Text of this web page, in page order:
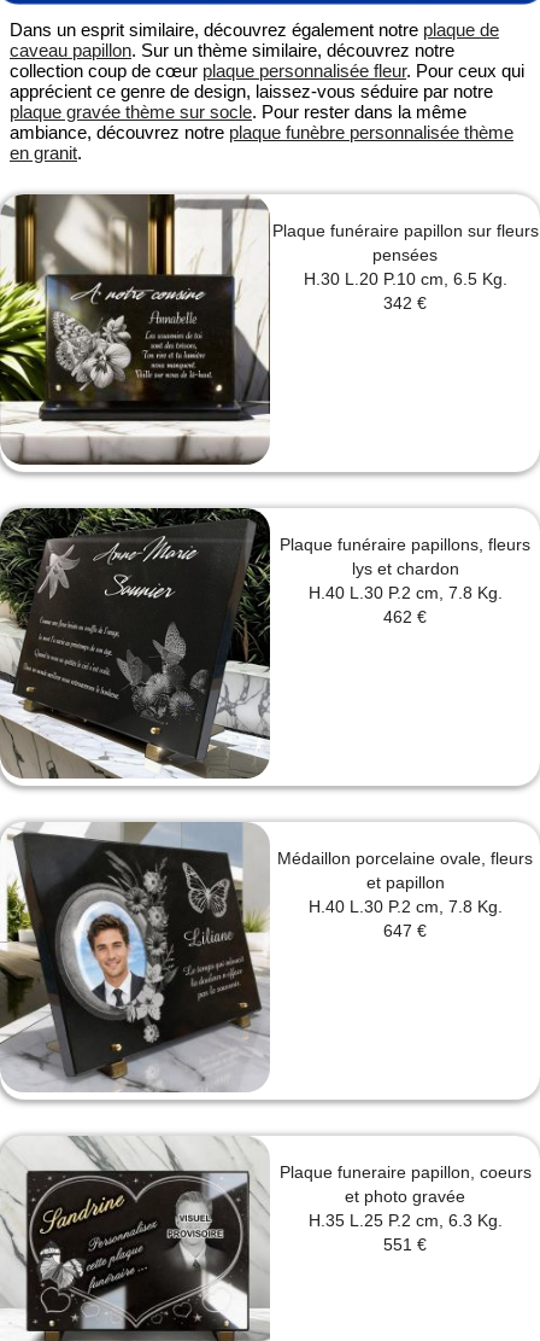
Dans un esprit similaire, découvrez également notre plaque de
caveau papillon. Sur un thème similaire, découvrez notre
collection coup de cœur plaque personnalisée fleur. Pour ceux qui
apprécient ce genre de design, laissez-vous séduire par notre
plaque gravée thème sur socle. Pour rester dans la même
ambiance, découvrez notre plaque funèbre personnalisée thème
en granit.
Plaque funéraire papillon sur fleurs
pensées
H.30 L.20 P.10 cm, 6.5 Kg.
342 €
Plaque funéraire papillons, fleurs
lys et chardon
H.40 L.30 P.2 cm, 7.8 Kg.
462 €
Médaillon porcelaine ovale, fleurs
et papillon
H.40 L.30 P.2 cm, 7.8 Kg.
647 €
Plaque funeraire papillon, coeurs
et photo gravée
H.35 L.25 P.2 cm, 6.3 Kg.
551 €